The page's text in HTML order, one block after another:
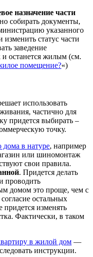
назначение части
собирать документы,
указанного
статус части
заведение
останется жилым (см.
помещение?«)
использовать
частично для
придется выбирать –
точку.
дома в натуре, например
или шиномонтаж
свои правила.
. Придется делать
проводить
домом это проще, чем с
остальных
изменять
Фактически, в таком
в жилой дом —
инструкции.